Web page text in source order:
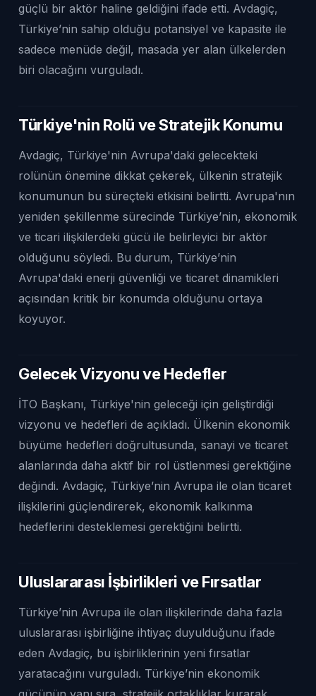
güçlü bir aktör haline geldiğini ifade etti. Avdagiç,
Türkiye’nin sahip olduğu potansiyel ve kapasite ile
sadece menüde değil, masada yer alan ülkelerden
biri olacağını vurguladı.
Türkiye'nin Rolü ve Stratejik Konumu
Avdagiç, Türkiye'nin Avrupa'daki gelecekteki
rolünün önemine dikkat çekerek, ülkenin stratejik
konumunun bu süreçteki etkisini belirtti. Avrupa'nın
yeniden şekillenme sürecinde Türkiye’nin, ekonomik
ve ticari ilişkilerdeki gücü ile belirleyici bir aktör
olduğunu söyledi. Bu durum, Türkiye’nin
Avrupa'daki enerji güvenliği ve ticaret dinamikleri
açısından kritik bir konumda olduğunu ortaya
koyuyor.
Gelecek Vizyonu ve Hedefler
İTO Başkanı, Türkiye'nin geleceği için geliştirdiği
vizyonu ve hedefleri de açıkladı. Ülkenin ekonomik
büyüme hedefleri doğrultusunda, sanayi ve ticaret
alanlarında daha aktif bir rol üstlenmesi gerektiğine
değindi. Avdagiç, Türkiye’nin Avrupa ile olan ticaret
ilişkilerini güçlendirerek, ekonomik kalkınma
hedeflerini desteklemesi gerektiğini belirtti.
Uluslararası İşbirlikleri ve Fırsatlar
Türkiye’nin Avrupa ile olan ilişkilerinde daha fazla
uluslararası işbirliğine ihtiyaç duyulduğunu ifade
eden Avdagiç, bu işbirliklerinin yeni fırsatlar
yaratacağını vurguladı. Türkiye’nin ekonomik